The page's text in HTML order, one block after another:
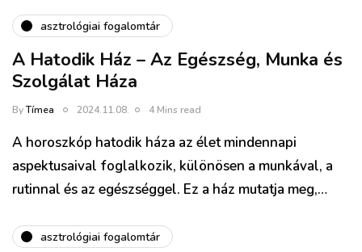
asztrológiai fogalomtár
A Hatodik Ház – Az Egészség, Munka és
Szolgálat Háza
ByTímea 2024.11.08. 4 Mins read
A horoszkóp hatodik háza az élet mindennapi
aspektusaival foglalkozik, különösen a munkával, a
rutinnal és az egészséggel. Ez a ház mutatja meg,…
asztrológiai fogalomtár